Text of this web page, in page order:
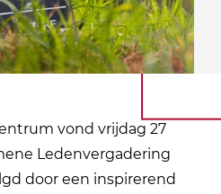
vond vrijdag 27
Ledenvergadering
door een inspirerend